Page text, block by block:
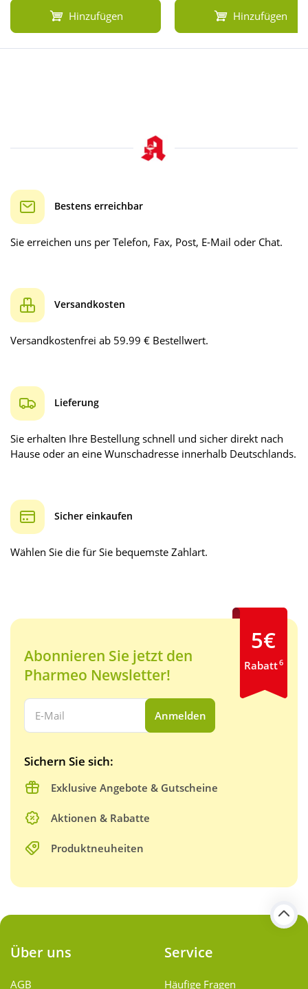
Hinzufügen Hinzufügen
Bestens erreichbar
Sie erreichen uns per Telefon, Fax, Post, E-Mail oder Chat.
Versandkosten
Versandkostenfrei ab 59.99 € Bestellwert.
Lieferung
Sie erhalten Ihre Bestellung schnell und sicher direkt nach
Hause oder an eine Wunschadresse innerhalb Deutschlands.
Sicher einkaufen
Wählen Sie die für Sie bequemste Zahlart.
Abonnieren Sie jetzt den
Pharmeo Newsletter!
Ihre E-Mail Adresse:
Anmelden
Sichern Sie sich:
Exklusive Angebote & Gutscheine
Aktionen & Rabatte
Produktneuheiten
5€
Rabatt6
Über uns
AGB
Service
Häufige Fragen